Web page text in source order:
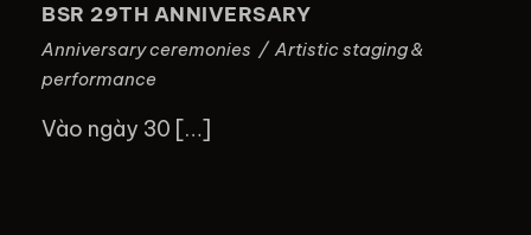
BSR 29TH ANNIVERSARY
Anniversary ceremonies / Artistic staging &
performance
Vào ngày 30 […]